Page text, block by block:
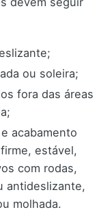
ou soleira;
fora das áreas
acabamento
estável,
com rodas,
antideslizante,
molhada.